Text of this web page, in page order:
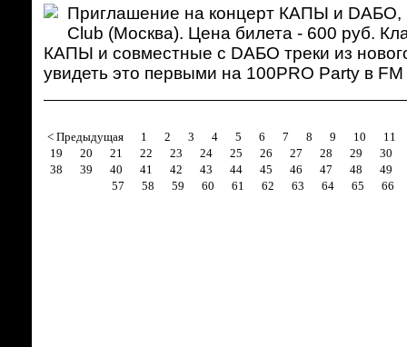
Приглашение на концерт КАПЫ и DAБО,
Club (Москва). Цена билета - 600 руб.
КАПЫ и совместные с DAБО треки из
увидеть это первыми на 100PRO Party в
< Предыдущая 1 2 3 4 5 6 7 8 9 10
11
19
20 21 22 23 24 25 26 27 28 29
30
38
39 40 41 42 43 44 45 46 47 48
49
57
58 59 60 61 62 63 64 65 66